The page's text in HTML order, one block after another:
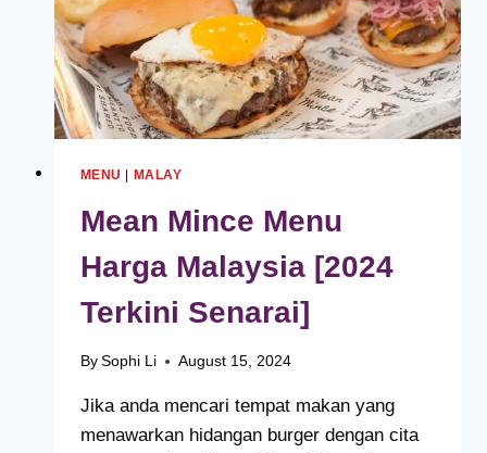
MENU | MALAY
Mean Mince Menu
Harga Malaysia [2024
Terkini Senarai]
By Sophi Li August 15, 2024
Jika anda mencari tempat makan yang
menawarkan hidangan burger dengan cita